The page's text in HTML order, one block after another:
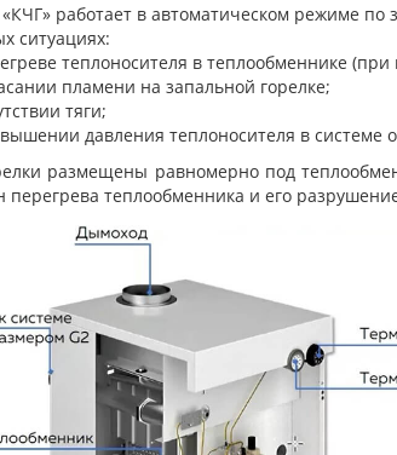
работает в автоматическом режиме
ситуациях:
теплоносителя в теплообменнике
пламени на запальной горелке;
тяги;
давления теплоносителя в системе
размещены равномерно под
перегрева теплообменника и его